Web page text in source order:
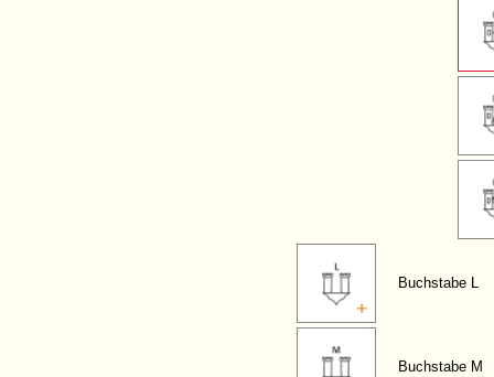
Buchstabe L
Buchstabe M